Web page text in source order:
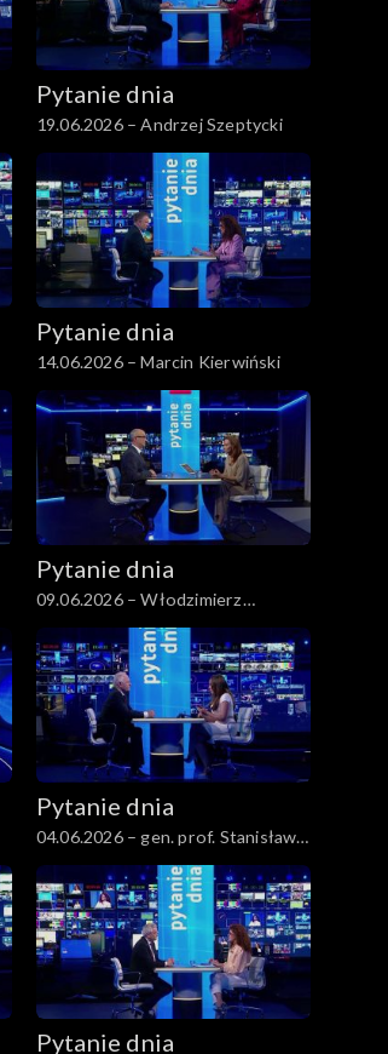
Pytanie dnia
19.06.2026 – Andrzej Szeptycki
Pytanie dnia
14.06.2026 – Marcin Kierwiński
Pytanie dnia
09.06.2026 – Włodzimierz
Czarzasty
Pytanie dnia
04.06.2026 – gen. prof. Stanisław
Koziej
Pytanie dnia